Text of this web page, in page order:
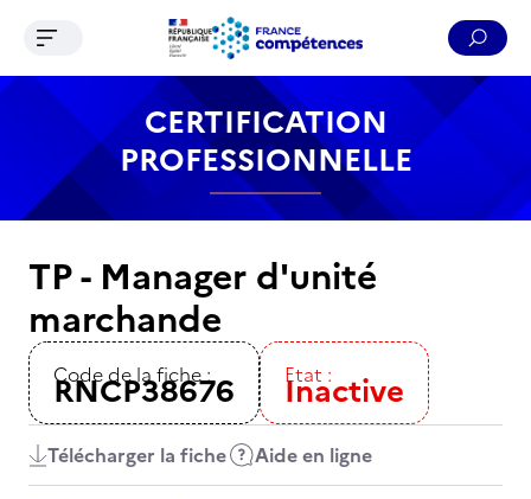
Contenu Recherche Menu Pied de page
Ouvrir le menu de navigation
CERTIFICATION
PROFESSIONNELLE
TP - Manager d'unité
marchande
Code de la fiche :
RNCP38676 Etat :
Inactive
Télécharger la fiche Aide en ligne